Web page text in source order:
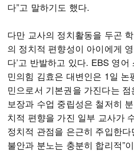
다”고 말하기도 했다.
다만 교사의 정치활동을 두곤
의 정치적 편향성이 아이에게
다’고 반발하고 있다. EBS 영
민의힘 김효은 대변인은 1일 논
민으로서 기본권을 가진다는
보장과 수업 중립성은 철저히
치적 편향을 가진 일부 교사가
정치적 관점을 은근히 주입한
불안과 분노는 충분히 합리적”